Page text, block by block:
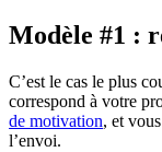
Modèle #1 :
C’est le cas le plus
correspond à votre
de motivation, et
l’envoi.